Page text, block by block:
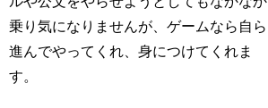
乗り気になりませんが、ゲームなら 自ら
進んでやってくれ、身につけてくれま
す。